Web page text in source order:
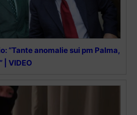
“Tante anomalie sui pm Palma,
| VIDEO